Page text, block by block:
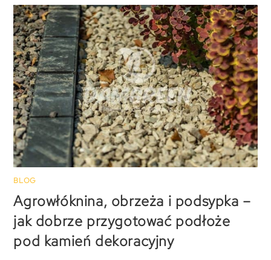
BLOG
Agrowłóknina, obrzeża i podsypka –
jak dobrze przygotować podłoże
pod kamień dekoracyjny